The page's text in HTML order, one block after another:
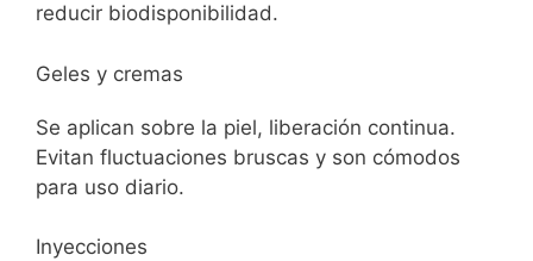
reducir biodisponibilidad.
Geles y cremas
Se aplican sobre la piel, liberación continua.
Evitan fluctuaciones bruscas y son cómodos
para uso diario.
Inyecciones